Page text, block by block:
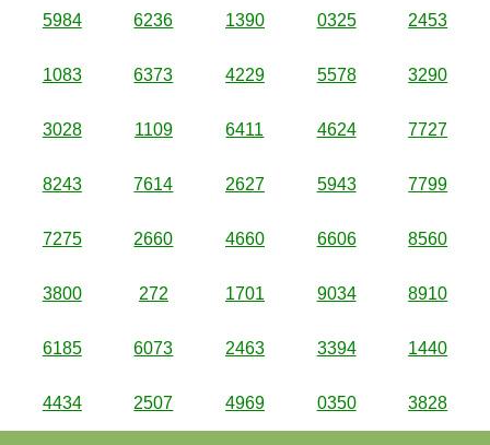
5984 6236 1390 0325 2453
1083 6373 4229 5578 3290
3028 1109 6411 4624 7727
8243 7614 2627 5943 7799
7275 2660 4660 6606 8560
3800 272 1701 9034 8910
6185 6073 2463 3394 1440
4434 2507 4969 0350 3828